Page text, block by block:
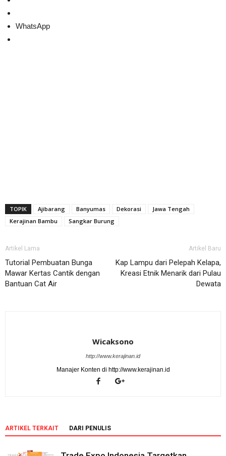
WhatsApp
TOPIK Ajibarang Banyumas Dekorasi
Jawa Tengah
Kerajinan Bambu
Sangkar Burung
Artikel Lama
Tutorial Pembuatan Bunga
Mawar Kertas Cantik dengan
Bantuan Cat Air
Artikel Baru
Kap Lampu dari Pelepah Kelapa,
Kreasi Etnik Menarik dari Pulau
Dewata
Wicaksono
http://www.kerajinan.id
Manajer Konten di http://www.kerajinan.id
ARTIKEL TERKAIT DARI PENULIS